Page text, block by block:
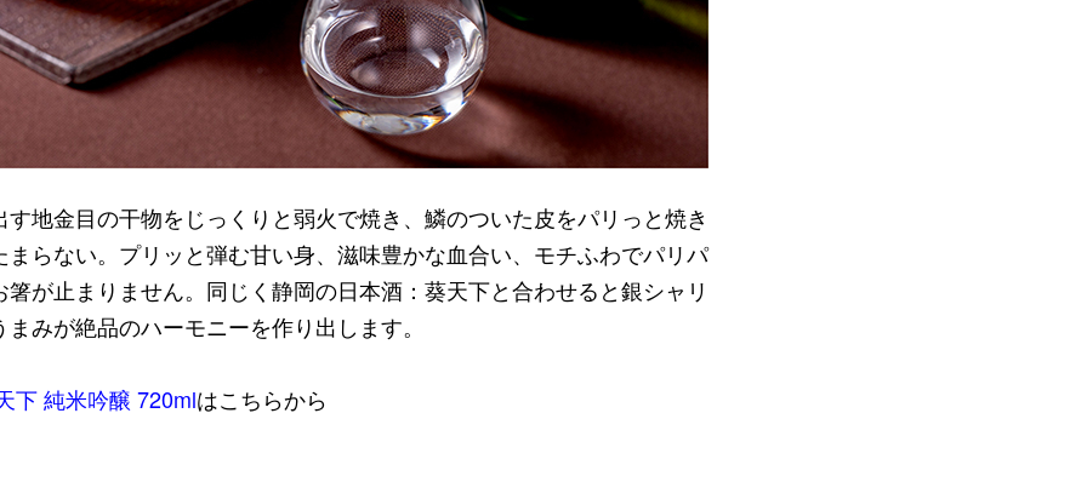
地金目の干物をじっくりと弱火で焼き、鱗のついた皮をパリっと焼き
まらない。プリッと弾む甘い身、滋味豊かな血合い、モチふわでパリパ
が止まりません。同じく静岡の日本酒：葵天下と合わせると銀シャリ
みが絶品のハーモニーを作り出します。
下 純米吟醸 720mlはこちらから